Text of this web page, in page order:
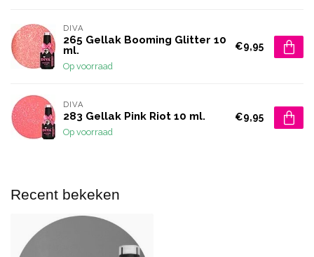
DIVA
265 Gellak Booming Glitter 10
ml.
Op voorraad
€9,95
DIVA
283 Gellak Pink Riot 10 ml.
Op voorraad
€9,95
Recent bekeken